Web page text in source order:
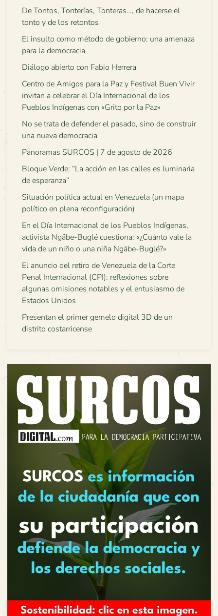
De Tontos, Tonterías, Tonteras…, de hacerse el
tonto y de los retontos
El insulto como método de gobierno: una amenaza
para la democracia
Diálogo abierto con Fabio Herrera
Centro de Amigos para la Paz y Festival Buen Vivir
invitan a celebrar el Día Internacional de los
Pueblos Indígenas con «Grito por la Paz»
No se trata de defender el pasado, sino de construir
una nueva democracia
Panoramas SURCOS | 7 de agosto de 2026
Bloque Verde: “La acción en las calles es luminaria
de esperanza”
Situación política actual en Venezuela (un mapa
político en plena reconfiguración)
En el Día Internacional de los Pueblos Indígenas,
activista Ngäbe-Buglé cuestiona: «¿Cuánto vale la
vida de un niño o una niña Ngäbe-Buglé?»
El anuncio del retiro de Venezuela de la Corte
Penal Internacional (CPI): reflexiones sobre
algunas omisiones notables y el entusiasmo de
Estados Unidos
Presentan el primer gemelo digital 3D de un
distrito costarricense